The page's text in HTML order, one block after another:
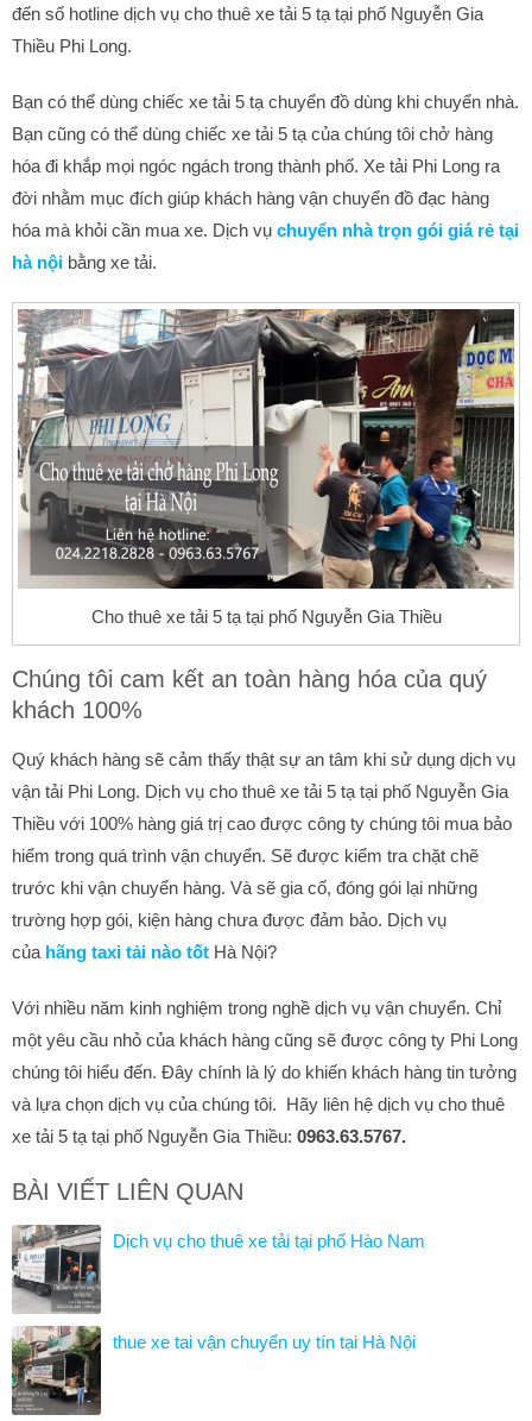
đến số hotline dịch vụ cho thuê xe tải 5 tạ tại phố Nguyễn Gia
Thiều Phi Long.
Bạn có thể dùng chiếc xe tải 5 tạ chuyển đồ dùng khi chuyển nhà.
Bạn cũng có thể dùng chiếc xe tải 5 tạ của chúng tôi chở hàng
hóa đi khắp mọi ngóc ngách trong thành phố. Xe tải Phi Long ra
đời nhằm mục đích giúp khách hàng vận chuyển đồ đạc hàng
hóa mà khỏi cần mua xe. Dịch vụ chuyển nhà trọn gói giá rẻ tại
hà nội bằng xe tải.
Cho thuê xe tải 5 tạ tại phố Nguyễn Gia Thiều
Chúng tôi cam kết an toàn hàng hóa của quý
khách 100%
Quý khách hàng sẽ cảm thấy thật sự an tâm khi sử dụng dịch vụ
vận tải Phi Long. Dịch vụ cho thuê xe tải 5 tạ tại phố Nguyễn Gia
Thiều với 100% hàng giá trị cao được công ty chúng tôi mua bảo
hiểm trong quá trình vận chuyển. Sẽ được kiểm tra chặt chẽ
trước khi vận chuyển hàng. Và sẽ gia cố, đóng gói lại những
trường hợp gói, kiện hàng chưa được đảm bảo. Dịch vụ
của hãng taxi tải nào tốt Hà Nội?
Với nhiều năm kinh nghiệm trong nghề dịch vụ vận chuyển. Chỉ
một yêu cầu nhỏ của khách hàng cũng sẽ được công ty Phi Long
chúng tôi hiểu đến. Đây chính là lý do khiến khách hàng tin tưởng
và lựa chọn dịch vụ của chúng tôi. Hãy liên hệ dịch vụ cho thuê
xe tải 5 tạ tại phố Nguyễn Gia Thiều: 0963.63.5767.
BÀI VIẾT LIÊN QUAN
Dịch vụ cho thuê xe tải tại phố Hào Nam
thue xe tai vận chuyển uy tín tại Hà Nội